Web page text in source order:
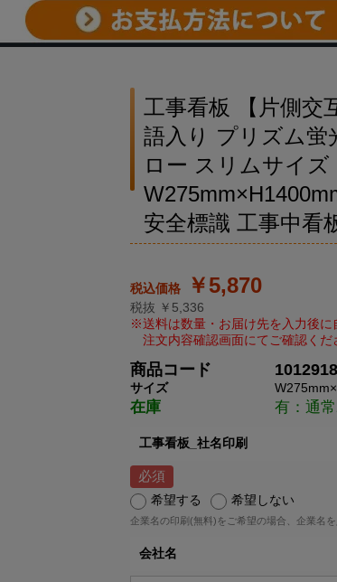
工事看板 【片側交
語入り プリズム蛍
ロー スリムサイズ
安全標識 工事中看
￥5,870
税抜 ￥5,336
商品コード 1012918
サイズ
在庫 有：通
工事看板_社名印刷
希望する 希望しない
企業名の印刷(無料)をご希望の場合、企業名を
会社名